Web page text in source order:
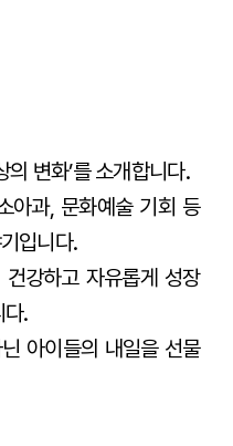
의 변화’를 소개합니다.
아과, 문화예술 기회 등
입니다.
강하고 자유롭게 성장
다.
아이들의 내일을 선물